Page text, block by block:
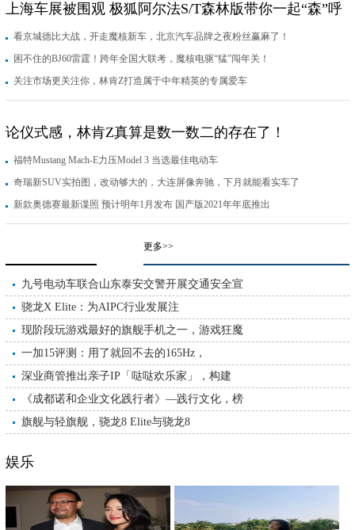
上海车展被围观 极狐阿尔法S/T森林版带你一起“森”呼
吸看京城德比大战，开走魔核新车，北京汽车品牌之夜粉丝赢麻了！
困不住的BJ60雷霆！跨年全国大联考，魔核电驱“猛”闯年关！
关注市场更关注你，林肯Z打造属于中年精英的专属爱车
论仪式感，林肯Z真算是数一数二的存在了！
福特Mustang Mach-E力压Model 3 当选最佳电动车
奇瑞新SUV实拍图，改动够大的，大连屏像奔驰，下月就能看实车了
新款奥德赛最新谍照 预计明年1月发布 国产版2021年年底推出
更多>>
九号电动车联合山东泰安交警开展交通安全宣
骁龙X Elite：为AIPC行业发展注
现阶段玩游戏最好的旗舰手机之一，游戏狂魔
一加15评测：用了就回不去的165Hz，
深业商管推出亲子IP「哒哒欢乐家」，构建
《成都诺和企业文化践行者》—践行文化，榜
旗舰与轻旗舰，骁龙8 Elite与骁龙8
娱乐